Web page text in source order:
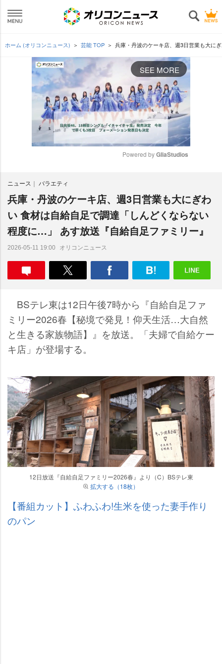
ホーム (オリコンニュース) 芸能 TOP 兵庫・丹波のケーキ店、週3日営業も大に
SEE MORE
t
e
Powered by GliaStudios
ニュース バラエティ
兵庫・丹波のケーキ店、週3日営業も大にぎわ
い 食材は自給自足で調達「しんどくならない
程度に…」 あす放送『自給自足ファミリー』
2026-05-11 19:00 オリコンニュース
BSテレ東は12日午後7時から『自給自足ファ
ミリー2026春【秘境で発見！仰天生活…大自然
と生きる家族物語】』を放送。「夫婦で自給ケー
キ店」が登場する。
12日放送『自給自足ファミリー2026春』より（C）BSテレ東
拡大する（18枚）
【番組カット】ふわふわ!生米を使った妻手作り
のパン